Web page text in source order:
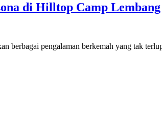
di Hilltop Camp Lembang
berbagai pengalaman berkemah yang tak